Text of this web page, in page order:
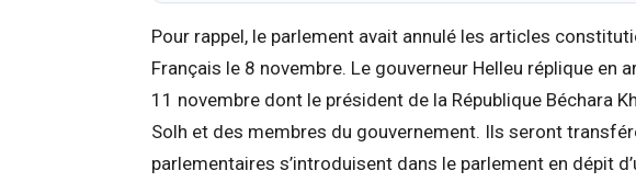
Pour rappel, le parlement avait annulé les articles
Français le 8 novembre. Le gouverneur Helleu réplique en
11 novembre dont le président de la République Béchara
Solh et des membres du gouvernement. Ils seront
parlementaires s’introduisent dans le parlement en dépit